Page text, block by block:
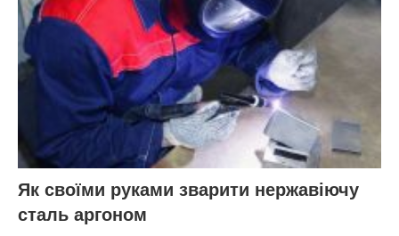
Як своїми руками зварити нержавіючу
сталь аргоном